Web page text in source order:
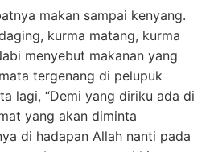
makan sampai kenyang.
kurma matang, kurma
menyebut makanan yang
tergenang di pelupuk
lagi, “Demi yang diriku ada di
yang akan diminta
di hadapan Allah nanti pada